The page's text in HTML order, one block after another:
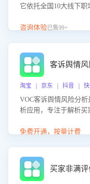
它依托全国10大线下
客服团队和智能工具提
咨询体验已售99+
客诉舆情
淘宝 | 京东 | 抖音 | 快
VOC客诉舆情风险分
析应用，专注于解析
别客户情绪、归因争议
能力，阻断差评扩散，
续提升。
免费开通，按量计费
买家非满